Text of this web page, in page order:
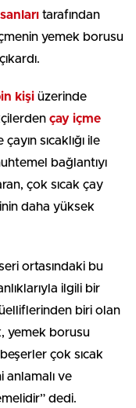
tarafından
yemek borusu
kişi üzerinde
çay içme
sıcaklığı ile
bağlantıyı
çok sıcak çay
daha yüksek
ortasındaki bu
ilgili bir
biri olan
yemek borusu
çok sıcak
anlamalı ve
dedi.